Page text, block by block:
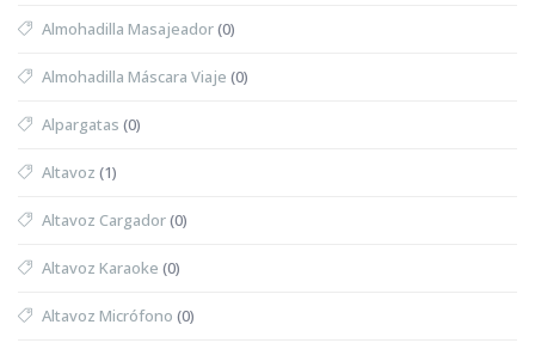
Almohadilla Masajeador(0)
Almohadilla Máscara Viaje (0)
Alpargatas (0)
Altavoz (1)
Altavoz Cargador(0)
Altavoz Karaoke (0)
Altavoz Micrófono (0)